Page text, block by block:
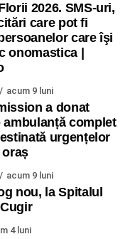
2026. SMS-uri,
care pot fi
care îşi
onomastica |
acum 9 luni
a donat
complet
urgențelor
acum 9 luni
nou, la Spitalul
4 luni